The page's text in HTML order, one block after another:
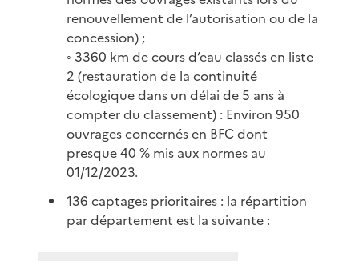
renouvellement de l’autorisation ou de la
concession) ;
◦ 3360 km de cours d’eau classés en liste
2 (restauration de la continuité
écologique dans un délai de 5 ans à
compter du classement) : Environ 950
ouvrages concernés en BFC dont
presque 40 % mis aux normes au
01/12/2023.
136 captages prioritaires : la répartition
par département est la suivante :